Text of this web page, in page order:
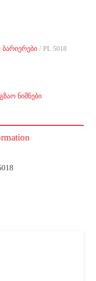
ბარიერები / PL 5018
ნიშნები